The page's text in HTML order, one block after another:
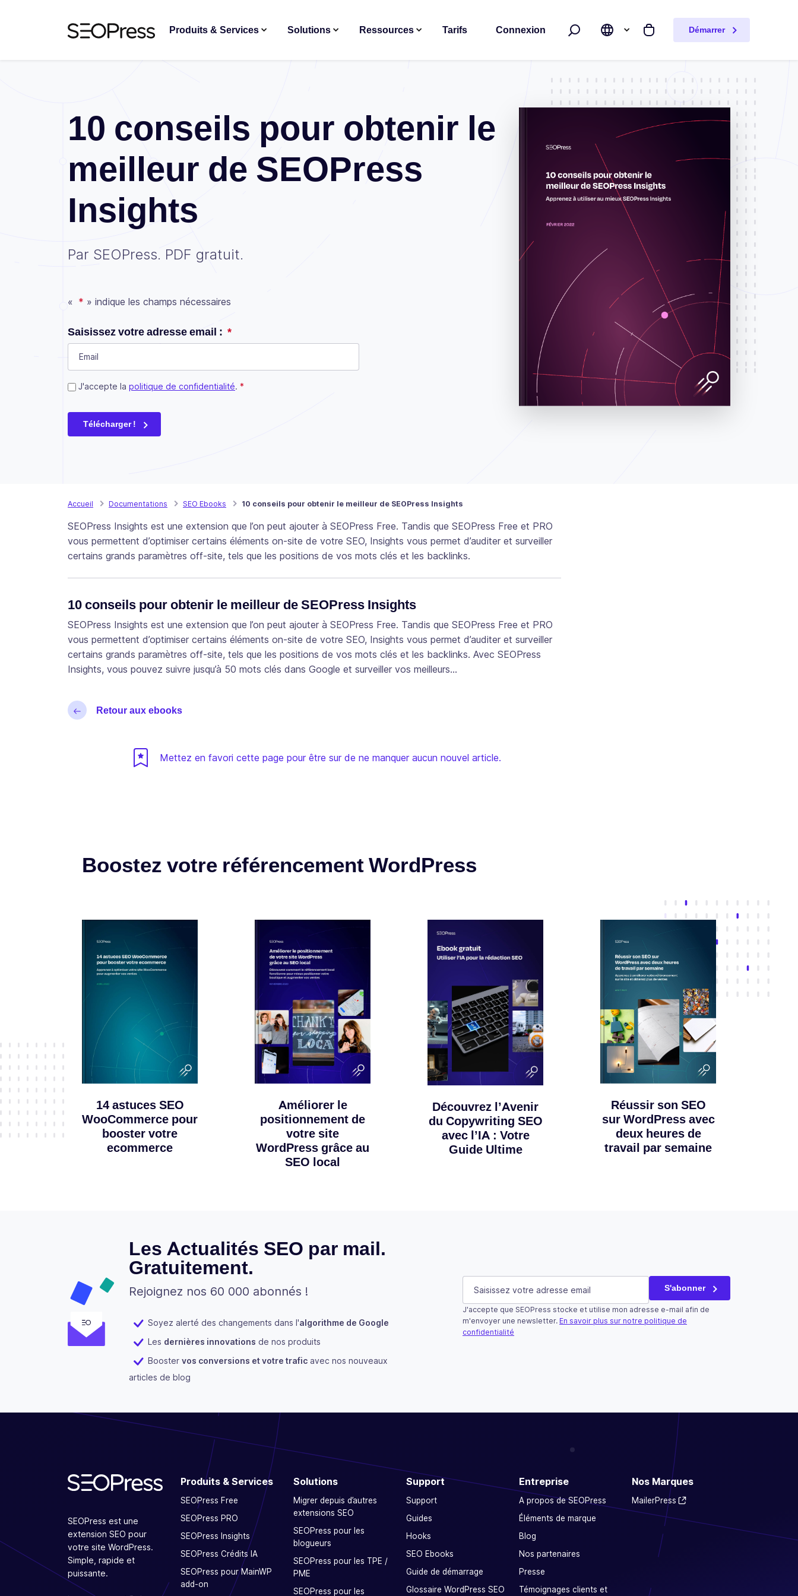
Produits & Services Solutions Ressources Tarifs Connexion
Rechercher Mon panier
Démarrer
10 conseils pour obtenir le
meilleur de SEOPress
Insights
Par SEOPress. PDF gratuit.
« * » indique les champs nécessaires
Instagram
Saisissez votre adresse email : *
Consent *
J'accepte la politique de confidentialité. *
Télécharger !
Accueil Documentations SEO Ebooks 10 conseils pour obtenir le meilleur de SEOPress Insights
SEOPress Insights est une extension que l’on peut ajouter à SEOPress Free. Tandis que SEOPress Free et PRO
vous permettent d’optimiser certains éléments on-site de votre SEO, Insights vous permet d’auditer et surveiller
certains grands paramètres off-site, tels que les positions de vos mots clés et les backlinks.
10 conseils pour obtenir le meilleur de SEOPress Insights
SEOPress Insights est une extension que l’on peut ajouter à SEOPress Free. Tandis que SEOPress Free et PRO
vous permettent d’optimiser certains éléments on-site de votre SEO, Insights vous permet d’auditer et surveiller
certains grands paramètres off-site, tels que les positions de vos mots clés et les backlinks. Avec SEOPress
Insights, vous pouvez suivre jusqu’à 50 mots clés dans Google et surveiller vos meilleurs…
Retour aux ebooks
Mettez en favori cette page pour être sur de ne manquer aucun nouvel article.
Boostez votre référencement WordPress
14 astuces SEO
WooCommerce pour
booster votre
ecommerce
Améliorer le
positionnement de
votre site
WordPress grâce au
SEO local
Découvrez l’Avenir
du Copywriting SEO
avec l’IA : Votre
Guide Ultime
Réussir son SEO
sur WordPress avec
deux heures de
travail par semaine
Les Actualités SEO par mail.
Gratuitement.
Rejoignez nos 60 000 abonnés !
Soyez alerté des changements dans l'algorithme de Google
Les dernières innovations de nos produits
Booster vos conversions et votre trafic avec nos nouveaux
articles de blog
X/Twitter
Ce champ n’est utilisé qu’à des fins de validation et devrait rester inchangé.
E-mail (Nécessaire) S'abonner
J'accepte que SEOPress stocke et utilise mon adresse e-mail afin de
m'envoyer une newsletter. En savoir plus sur notre politique de
confidentialité
SEOPress est une
extension SEO pour
votre site WordPress.
Simple, rapide et
puissante.
Produits & Services
SEOPress Free
SEOPress PRO
SEOPress Insights
SEOPress Crédits IA
SEOPress pour MainWP
add-on
Solutions
Migrer depuis d’autres
extensions SEO
SEOPress pour les
blogueurs
SEOPress pour les TPE /
PME
SEOPress pour les
Support
Support
Guides
Hooks
SEO Ebooks
Guide de démarrage
Glossaire WordPress SEO
Entreprise
A propos de SEOPress
Éléments de marque
Blog
Nos partenaires
Presse
Témoignages clients et
Nos Marques
MailerPress